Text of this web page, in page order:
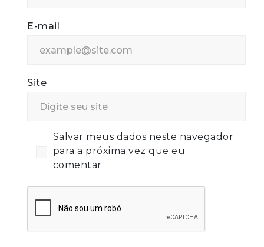
E-mail
Site
Salvar meus dados neste navegador
para a próxima vez que eu
comentar.